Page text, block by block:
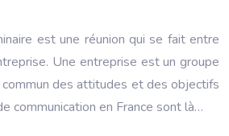
est une réunion qui se fait entre
Une entreprise est un groupe
des attitudes et des objectifs
communication en France sont là…